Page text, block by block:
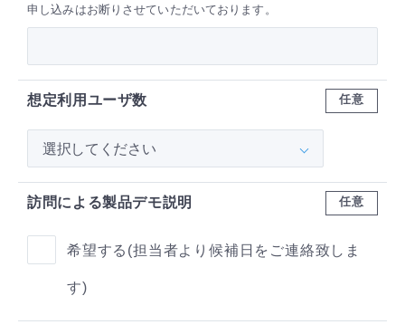
申し込みはお断りさせていただいております。
想定利用ユーザ数 任意
訪問による製品デモ説明 任意
希望する(担当者より候補日をご連絡致しま
す)